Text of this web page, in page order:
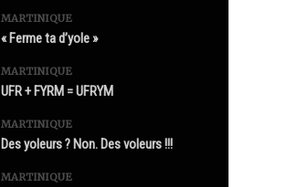
MARTINIQUE
« Ferme ta d’yole »
MARTINIQUE
UFR + FYRM = UFRYM
MARTINIQUE
Des yoleurs ? Non. Des voleurs !!!
MARTINIQUE